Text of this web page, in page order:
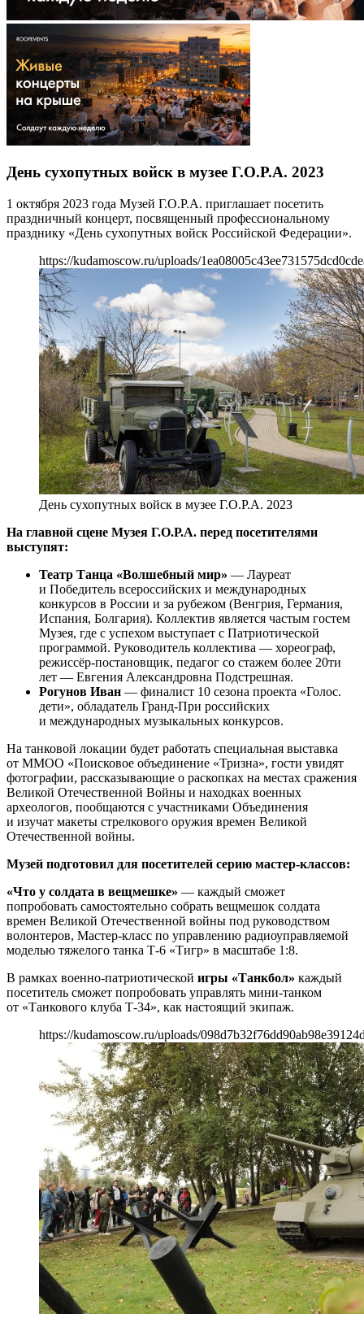
День сухопутных войск в музее Г.О.Р.А. 2023
1 октября 2023 года Музей Г.О.Р.А. приглашает посетить
праздничный концерт, посвященный профессиональному
празднику «День сухопутных войск Российской Федерации».
https://kudamoscow.ru/uploads/
День сухопутных войск в музее Г.О.Р.А. 2023
На главной сцене Музея Г.О.Р.А. перед посетителями
выступят:
Театр Танца «Волшебный мир» — Лауреат
и Победитель всероссийских и международных
конкурсов в России и за рубежом (Венгрия, Германия,
Испания, Болгария). Коллектив является частым гостем
Музея, где с успехом выступает с Патриотической
программой. Руководитель коллектива — хореограф,
режиссёр-постановщик, педагог со стажем более 20ти
лет — Евгения Александровна Подстрешная.
Рогунов Иван — финалист 10 сезона проекта «Голос.
дети», обладатель Гранд-При российских
и международных музыкальных конкурсов.
На танковой локации будет работать специальная выставка
от ММОО «Поисковое объединение «Тризна», гости увидят
фотографии, рассказывающие о раскопках на местах сражения
Великой Отечественной Войны и находках военных
археологов, пообщаются с участниками Объединения
и изучат макеты стрелкового оружия времен Великой
Отечественной войны.
Музей подготовил для посетителей серию мастер-классов:
«Что у солдата в вещмешке» — каждый сможет
попробовать самостоятельно собрать вещмешок солдата
времен Великой Отечественной войны под руководством
волонтеров, Мастер-класс по управлению радиоуправляемой
моделью тяжелого танка Т-6 «Тигр» в масштабе 1:8.
В рамках военно-патриотической игры «Танкбол» каждый
посетитель сможет попробовать управлять мини-танком
от «Танкового клуба Т-34», как настоящий экипаж.
https://kudamoscow.ru/uploads/